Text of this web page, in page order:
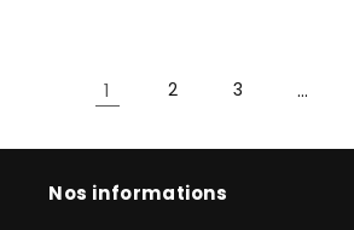
1 2 3 …
Nos informations